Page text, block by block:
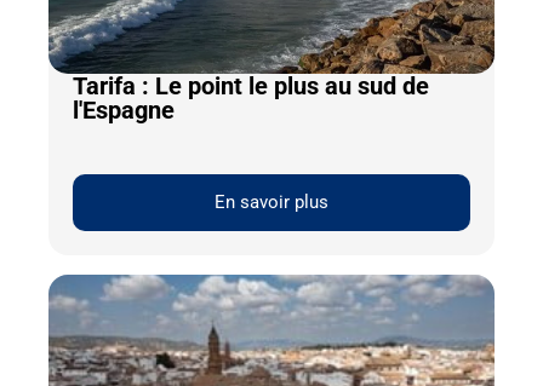
Tarifa : Le point le plus au sud de
l'Espagne
En savoir plus